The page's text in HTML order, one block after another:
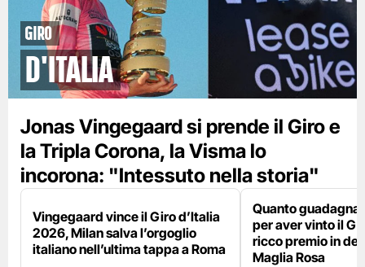
Giro
d'Italia
Jonas Vingegaard si prende il Giro e
la Tripla Corona, la Visma lo
incorona: "Intessuto nella storia"
Vingegaard vince il Giro d’Italia
2026, Milan salva l’orgoglio
italiano nell’ultima tappa a Roma
Quanto guadagna
per aver vinto il
ricco premio in
Maglia Rosa